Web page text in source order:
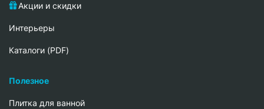
Акции и скидки
Интерьеры
Каталоги (PDF)
Полезное
Плитка для ванной